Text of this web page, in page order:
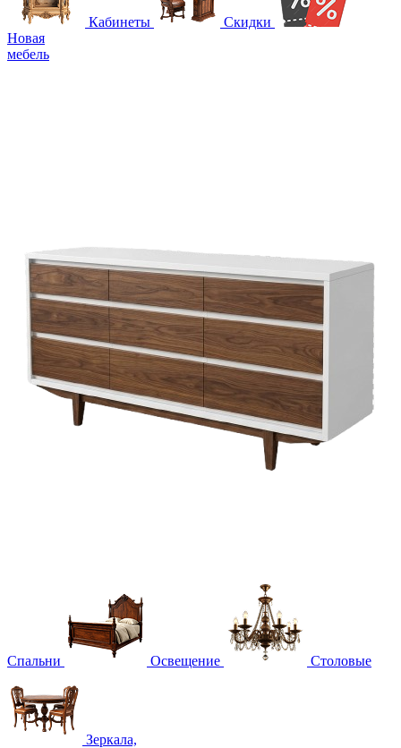
Кабинеты
Скидки
Новая
мебель
Спальни Освещение Столовые
Зеркала,